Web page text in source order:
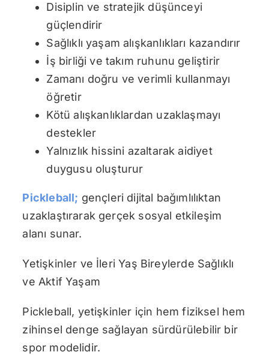
Disiplin ve stratejik düşünceyi
güçlendirir
Sağlıklı yaşam alışkanlıkları kazandırır
İş birliği ve takım ruhunu geliştirir
Zamanı doğru ve verimli kullanmayı
öğretir
Kötü alışkanlıklardan uzaklaşmayı
destekler
Yalnızlık hissini azaltarak aidiyet
duygusu oluşturur
Pickleball; gençleri dijital bağımlılıktan
uzaklaştırarak gerçek sosyal etkileşim
alanı sunar.
Yetişkinler ve İleri Yaş Bireylerde Sağlıklı
ve Aktif Yaşam
Pickleball, yetişkinler için hem fiziksel hem
zihinsel denge sağlayan sürdürülebilir bir
spor modelidir.